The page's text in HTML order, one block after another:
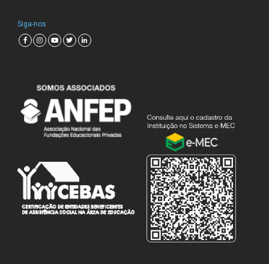
Siga-nos